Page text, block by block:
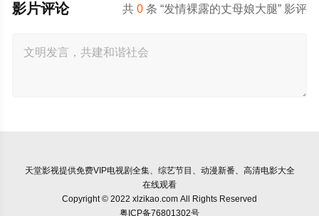
共0 条 “发情裸露的丈母娘大腿” 影评
影片评论
天堂影视提供免费VIP电视剧全集、综艺节目、动漫新番、高清电影大全
在线观看
Copyright © 2022 xlzikao.com All Rights Reserved
粤ICP备76801302号